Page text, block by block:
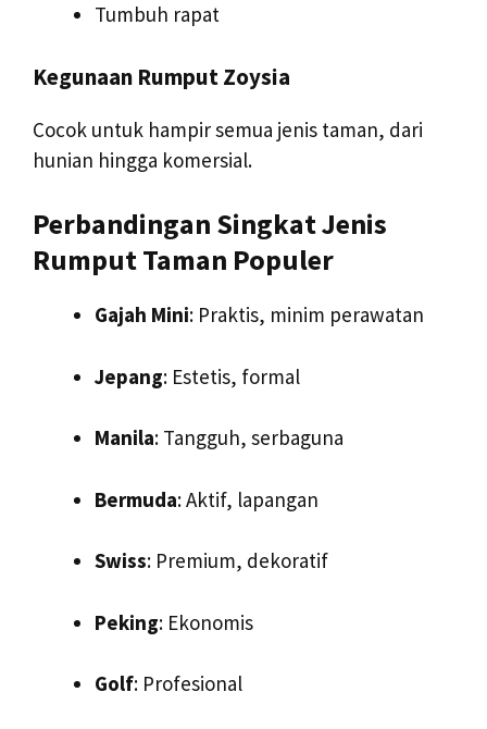
Tumbuh rapat
Kegunaan Rumput Zoysia
Cocok untuk hampir semua jenis taman, dari
hunian hingga komersial.
Perbandingan Singkat Jenis
Rumput Taman Populer
Gajah Mini: Praktis, minim perawatan
Jepang: Estetis, formal
Manila: Tangguh, serbaguna
Bermuda: Aktif, lapangan
Swiss: Premium, dekoratif
Peking: Ekonomis
Golf: Profesional